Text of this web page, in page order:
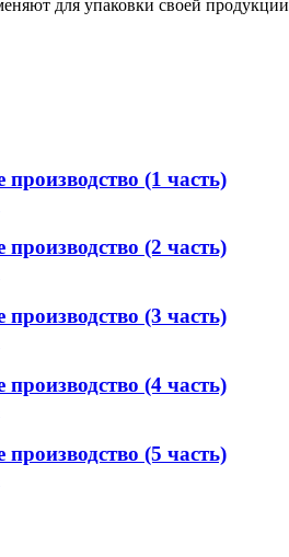
для упаковки своей
(1 часть)
(2 часть)
(3 часть)
(4 часть)
(5 часть)